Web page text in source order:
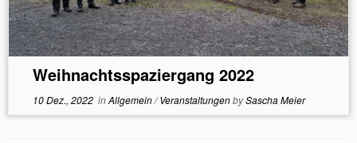
Weihnachtsspaziergang 2022
10 Dez., 2022inAllgemein/VeranstaltungenbySascha Meier